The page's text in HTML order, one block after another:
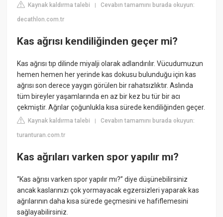
Kaynak kaldırma talebi |Cevabın tamamını burada okuyun:
decathlon.com.tr
Kas ağrısı kendiliğinden geçer mi?
Kas ağrısı tıp dilinde miyalji olarak adlandırılır. Vücudumuzun
hemen hemen her yerinde kas dokusu bulunduğu için kas
ağrısı son derece yaygın görülen bir rahatsızlıktır. Aslında
tüm bireyler yaşamlarında en az bir kez bu tür bir acı
çekmiştir. Ağrılar çoğunlukla kısa sürede kendiliğinden geçer.
Kaynak kaldırma talebi |Cevabın tamamını burada okuyun:
turanturan.com.tr
Kas ağrıları varken spor yapılır mı?
“Kas ağrısı varken spor yapılır mı?” diye düşünebilirsiniz
ancak kaslarınızı çok yormayacak egzersizleri yaparak kas
ağrılarının daha kısa sürede geçmesini ve hafiflemesini
sağlayabilirsiniz.